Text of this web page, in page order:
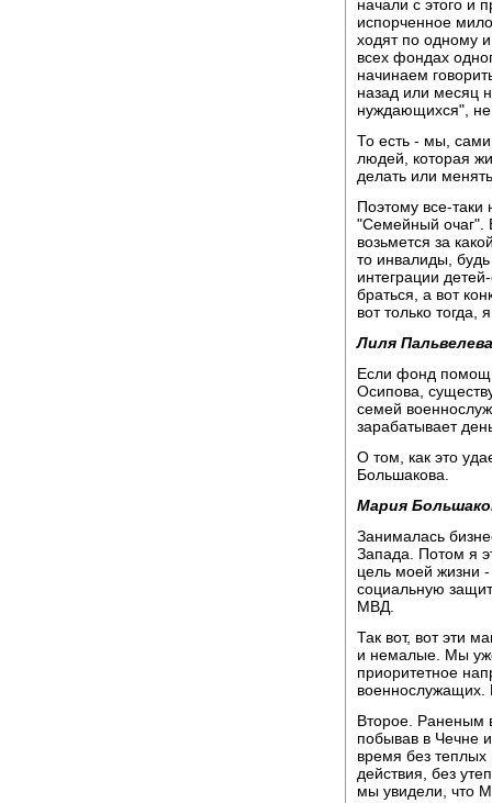
начали с этого и
испорченное
ходят по одному
всех фондах
начинаем
назад или месяц
нуждающихся", не
То есть - мы,
людей, которая
делать или
Поэтому все-
"Семейный очаг".
возьмется за
то инвалиды,
интеграции
браться, а вот
вот только тогда,
Лиля
Если фонд
Осипова,
семей
зарабатывает
О том, как это
Большакова.
Мария
Занималась
Запада. Потом я
цель моей жизни
социальную
МВД.
Так вот, вот эти
и немалые. Мы
приоритетное
военнослужащих.
Второе. Раненым
побывав в Чечне
время без
действия, без
мы увидели, что